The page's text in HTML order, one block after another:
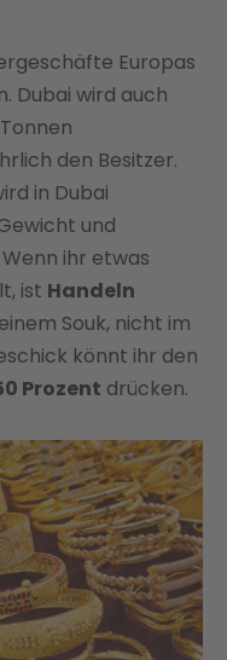
Europas
Dubai wird auch
den Besitzer.
in Dubai
und
ihr etwas
ist Handeln
Souk, nicht im
könnt ihr den
Prozent drücken.